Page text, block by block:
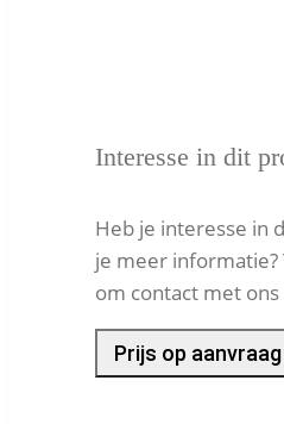
Interesse in dit
Heb je interesse in
je meer informatie?
om contact met
Prijs op aanvraag